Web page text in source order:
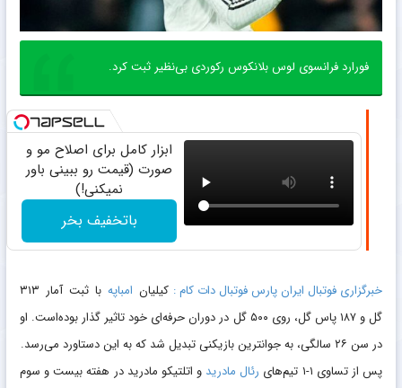
فورارد فرانسوی لوس بلانکوس رکوردی بی‌نظیر ثبت کرد.
ابزار کامل برای اصلاح مو و
صورت (قیمت رو ببینی باور
نمیکنی!)
باتخفیف بخر
خبرگزاری فوتبال ایران پارس فوتبال دات کام : کیلیان امباپه
با ثبت آمار ۳۱۳
گل و ۱۸۷ پاس گل، روی ۵۰۰ گل در دوران حرفه‌ای خود تاثیر گذار بوده‌است. او
در سن ۲۶ سالگی، به جوانترین بازیکنی تبدیل شد که به این دستاورد می‌رسد.
پس از تساوی ۱-۱ تیم‌های
رئال مادرید و اتلتیکو مادرید در هفته بیست و سوم